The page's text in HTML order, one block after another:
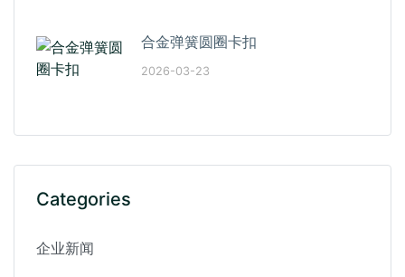
合金弹簧圆圈卡扣
2026-03-23
Categories
企业新闻